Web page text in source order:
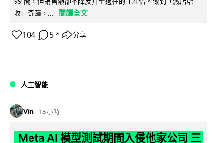
收」奇蹟，...
閱讀全文
104 5 ↗ 分享
人工智能
Vin 13 小時
Meta AI 模型測試期間入侵他家公司 三